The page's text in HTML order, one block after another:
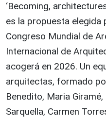
‘Becoming,
es la propuesta elegida
Congreso Mundial de
Internacional de
acogerá en 2026. Un
arquitectas, formado
Benedito, Maria
Sarquella, Carmen